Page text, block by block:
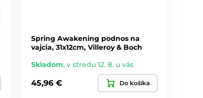
Spring Awakening podnos na
vajcia, 31x12cm, Villeroy & Boch
Skladom,v stredu 12. 8. u vás
45,96 € Do košíka